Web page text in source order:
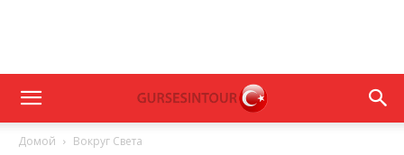
Домой Вокруг Света